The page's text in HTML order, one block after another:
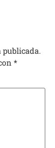
publicada.
*